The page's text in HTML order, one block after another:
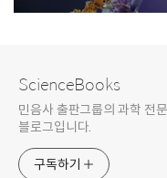
ScienceBooks
민음사 출판그룹의 과학 전
블로그입니다.
구독하기